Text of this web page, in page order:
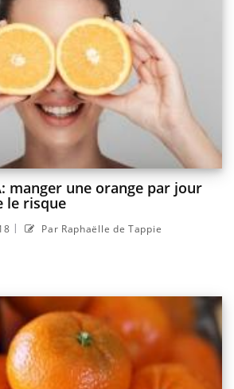
manger une orange par jour
le risque
| Par Raphaëlle de Tappie